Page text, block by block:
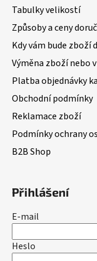
Tabulky velikostí
Způsoby a ceny
Kdy vám bude zboží
Výměna zboží nebo
Platba objednávky
Obchodní podmínky
Reklamace zboží
Podmínky ochrany
B2B Shop
Přihlášení
E-mail
Heslo